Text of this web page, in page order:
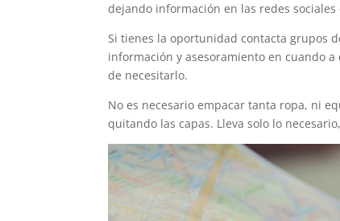
dejando información en las redes
Si tienes la oportunidad contacta grupos
información y asesoramiento en cuando
de necesitarlo.
No es necesario empacar tanta ropa, ni
quitando las capas. Lleva solo lo